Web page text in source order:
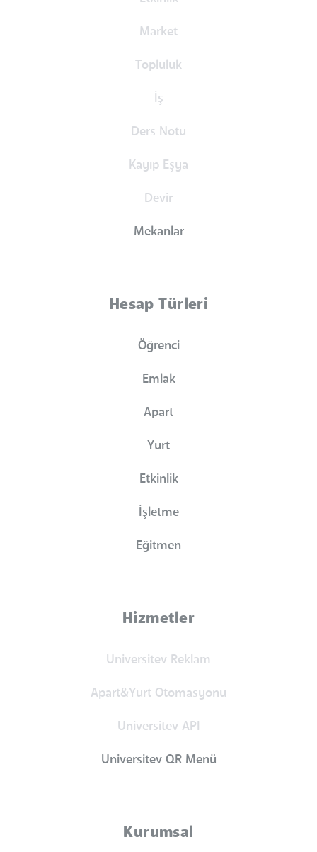
Market
Topluluk
İş
Ders Notu
Kayıp Eşya
Devir
Mekanlar
Hesap Türleri
Öğrenci
Emlak
Apart
Yurt
Etkinlik
İşletme
Eğitmen
Hizmetler
Universitev Reklam
Apart&Yurt Otomasyonu
Universitev API
Universitev QR Menü
Kurumsal